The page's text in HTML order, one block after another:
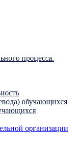
процесса.
обучающихся
организации